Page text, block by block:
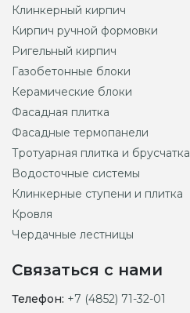
Клинкерный кирпич
Кирпич ручной формовки
Ригельный кирпич
Газобетонные блоки
Керамические блоки
Фасадная плитка
Фасадные термопанели
Тротуарная плитка и брусчатка
Водосточные системы
Клинкерные ступени и плитка
Кровля
Чердачные лестницы
Связаться с нами
Телефон: +7 (4852) 71-32-01